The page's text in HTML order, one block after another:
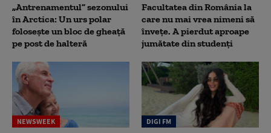
„Antrenamentul” sezonului
în Arctica: Un urs polar
folosește un bloc de gheață
pe post de halteră
Facultatea din România la
care nu mai vrea nimeni să
înveţe. A pierdut aproape
jumătate din studenţi
NEWSWEEK DIGI FM